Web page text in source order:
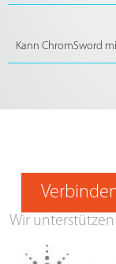
Kann ChromSword
Wir